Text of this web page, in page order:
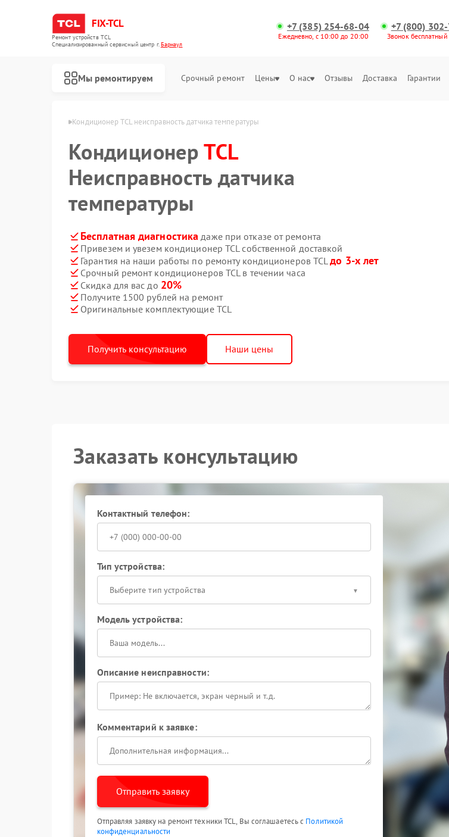
FIX-TCL
Ремонт устройств TCL
Специализированный cервисный центр г.Барнаул
+7 (385) 254-68-04
Ежедневно, с 10:00 до 20:00
+7 (800)
Звонок
Мы ремонтируем Срочный ремонт Цены О нас Отзывы Доставка Гарантии
TCL в Барнауле Кондиционер TCL неисправность датчика температуры
КондиционерTCL
Неисправность датчика
температуры
Бесплатная диагностика даже при отказе от ремонта
Привезем и увезем кондиционер TCL собственной доставкой
Гарантия на наши работы по ремонту кондиционеров TCLдо 3-х лет
Срочный ремонт кондиционеров TCL в течении часа
Скидка для вас до 20%
Получите 1500 рублей на ремонт
Оригинальные комплектующие TCL
Получить консультацию Наши цены
Заказать консультацию
Контактный телефон:
Тип устройства:
Выберите тип устройства
Модель устройства:
Описание неисправности:
Комментарий к заявке:
Отправить заявку
Отправляя заявку на ремонт техники TCL, Вы соглашаетесь с Политикой
конфиденциальности